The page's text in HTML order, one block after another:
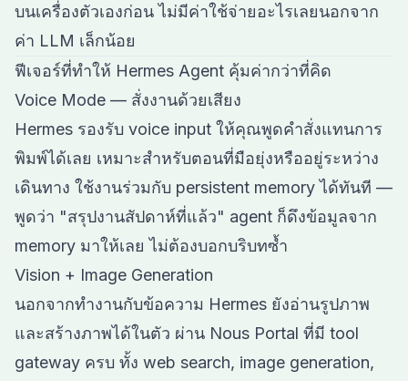
บนเครื่องตัวเองก่อน ไม่มีค่าใช้จ่ายอะไรเลยนอกจาก
ค่า LLM เล็กน้อย
ฟีเจอร์ที่ทำให้ Hermes Agent คุ้มค่ากว่าที่คิด
Voice Mode — สั่งงานด้วยเสียง
Hermes รองรับ voice input ให้คุณพูดคำสั่งแทนการ
พิมพ์ได้เลย เหมาะสำหรับตอนที่มือยุ่งหรืออยู่ระหว่าง
เดินทาง ใช้งานร่วมกับ persistent memory ได้ทันที —
พูดว่า "สรุปงานสัปดาห์ที่แล้ว" agent ก็ดึงข้อมูลจาก
memory มาให้เลย ไม่ต้องบอกบริบทซ้ำ
Vision + Image Generation
นอกจากทำงานกับข้อความ Hermes ยังอ่านรูปภาพ
และสร้างภาพได้ในตัว ผ่าน Nous Portal ที่มี tool
gateway ครบ ทั้ง web search, image generation,